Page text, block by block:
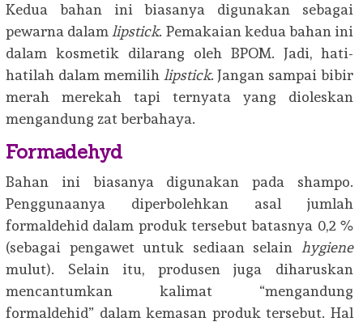
Kedua bahan ini biasanya digunakan sebagai
pewarna dalam lipstick. Pemakaian kedua bahan ini
dalam kosmetik dilarang oleh BPOM. Jadi, hati-
hatilah dalam memilih lipstick. Jangan sampai bibir
merah merekah tapi ternyata yang dioleskan
mengandung zat berbahaya.
Formadehyd
Bahan ini biasanya digunakan pada shampo.
Penggunaanya diperbolehkan asal jumlah
formaldehid dalam produk tersebut batasnya 0,2 %
(sebagai pengawet untuk sediaan selain hygiene
mulut). Selain itu, produsen juga diharuskan
mencantumkan kalimat “mengandung
formaldehid” dalam kemasan produk tersebut. Hal